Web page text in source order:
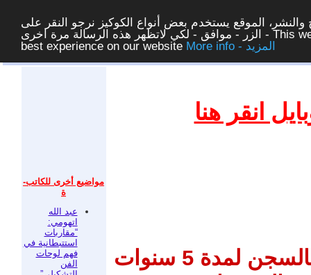
الموقع يستخدم بعض أنواع الكوكيز نرجو النقر على
الزر - موافق - لكي لاتظهر هذه الرسالة مرة اخرى - This website uses cookies to ensure you get the
best experience on our website
More info - المزيد
غلق
مواضيع أخرى للكاتب-
ة
عبد الله
اتهومي:
“مقاربات
استتبطانية في
فهم لوحات
الفن
انقر هنا
من المحتمل الحُكم على كوري بالسجن لمدة 5 سنوات